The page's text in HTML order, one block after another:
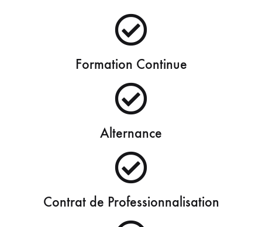
Formation Continue
Alternance
Contrat de Professionnalisation